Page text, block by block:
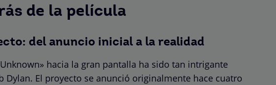
de la película
del anuncio inicial a la realidad
hacia la gran pantalla ha sido tan intrigante
Dylan. El proyecto se anunció originalmente hace cuatro